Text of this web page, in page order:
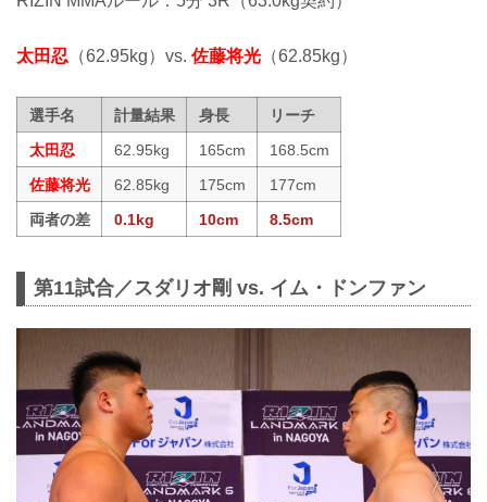
太田忍 （62.95kg）vs. 佐藤将光 （62.85kg）
選手名 計量結果 身長
リーチ
太田忍
62.95kg 165cm
168.5cm
佐藤将光
62.85kg 175cm
177cm
両者の差
0.1kg 10cm 8.5cm
第11試合／スダリオ剛 vs. イム・ドンファン